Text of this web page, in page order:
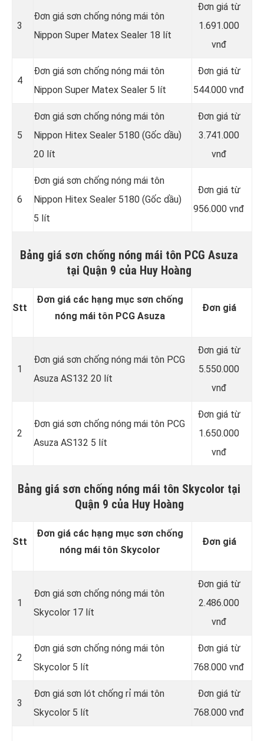
3
Đơn giá sơn chống nóng mái tôn
Nippon Super Matex Sealer 18 lít
Đơn giá từ
1.691.000
vnđ
4
Đơn giá sơn chống nóng mái tôn
Nippon Super Matex Sealer 5 lít
Đơn giá từ
544.000 vnđ
5
Đơn giá sơn chống nóng mái tôn
Nippon Hitex Sealer 5180 (Gốc dầu)
20 lít
Đơn giá từ
3.741.000
vnđ
6
Đơn giá sơn chống nóng mái tôn
Nippon Hitex Sealer 5180 (Gốc dầu)
5 lít
Đơn giá từ
956.000 vnđ
Bảng giá sơn chống nóng mái tôn PCG Asuza
tại Quận 9 của Huy Hoàng
Stt
Đơn giá các hạng mục sơn chống
nóng mái tôn PCG Asuza
Đơn giá
1
Đơn giá sơn chống nóng mái tôn PCG
Asuza AS132 20 lít
Đơn giá từ
5.550.000
vnđ
2
Đơn giá sơn chống nóng mái tôn PCG
Asuza AS132 5 lít
Đơn giá từ
1.650.000
vnđ
Bảng giá sơn chống nóng mái tôn Skycolor tại
Quận 9 của Huy Hoàng
Stt
Đơn giá các hạng mục sơn chống
nóng mái tôn Skycolor
Đơn giá
1
Đơn giá sơn chống nóng mái tôn
Skycolor 17 lít
Đơn giá từ
2.486.000
vnđ
2
Đơn giá sơn chống nóng mái tôn
Skycolor 5 lít
Đơn giá từ
768.000 vnđ
3
Đơn giá sơn lót chống rỉ mái tôn
Skycolor 5 lít
Đơn giá từ
768.000 vnđ